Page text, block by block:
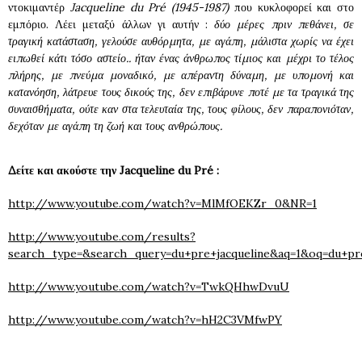
ντοκιμαντέρ Jacqueline du Pré (1945-1987) που κυκλοφορεί και στο
εμπόριο. Λέει μεταξύ άλλων γι αυτήν :δύο μέρες πριν πεθάνει, σε
τραγική κατάσταση, γελούσε αυθόρμητα, με αγάπη, μάλιστα χωρίς να έχει
ειπωθεί κάτι τόσο αστείο.. ήταν ένας άνθρωπος τίμιος και μέχρι το τέλος
πλήρης, με πνεύμα μοναδικό, με απέραντη δύναμη, με υπομονή και
κατανόηση, λάτρευε τους δικούς της, δεν επιβάρυνε ποτέ με τα τραγικά της
συναισθήματα, ούτε καν στα τελευταία της, τους φίλους, δεν παραπονιόταν,
δεχόταν με αγάπη τη ζωή και τους ανθρώπους.
Δείτε και ακούστε την Jacqueline du Pré :
http://www.youtube.com/watch?v=MlMfOEKZr_0&NR=1
http://www.youtube.com/results?
http://www.youtube.com/watch?v=TwkQHhwDvuU
http://www.youtube.com/watch?v=hH2C3VMfwPY